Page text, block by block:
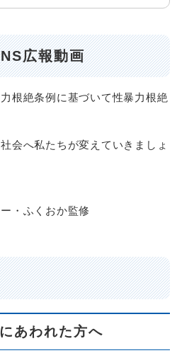
広報動画
根絶条例に基づいて性暴力根絶
会へ私たちが変えていきましょ
・ふくおか監修
あわれた方へ